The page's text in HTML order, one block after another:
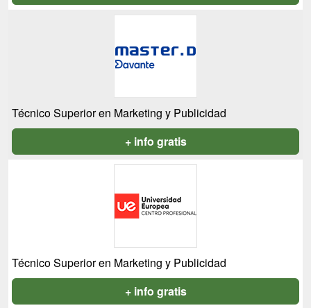
Técnico Superior en Marketing y Publicidad
+ info gratis
Técnico Superior en Marketing y Publicidad
+ info gratis